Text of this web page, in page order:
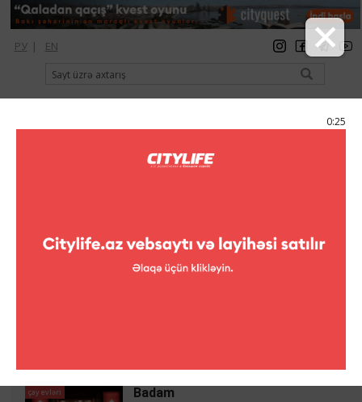
0:25
РУ | EN
qeydiyyat giriş Citylife Magazine
Çay evləri
çay evləri Badam